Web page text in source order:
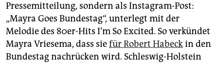
genossenschaft
epaper login
Pressemitteilung, sondern als Instagram-Post:
„Mayra Goes Bundestag“, unterlegt mit der
Melodie des 80er-Hits I’m So Excited. So verkündet
Mayra Vriesema, dass siefür Robert Habeckin den
Bundestag nachrücken wird. Schleswig-Holstein